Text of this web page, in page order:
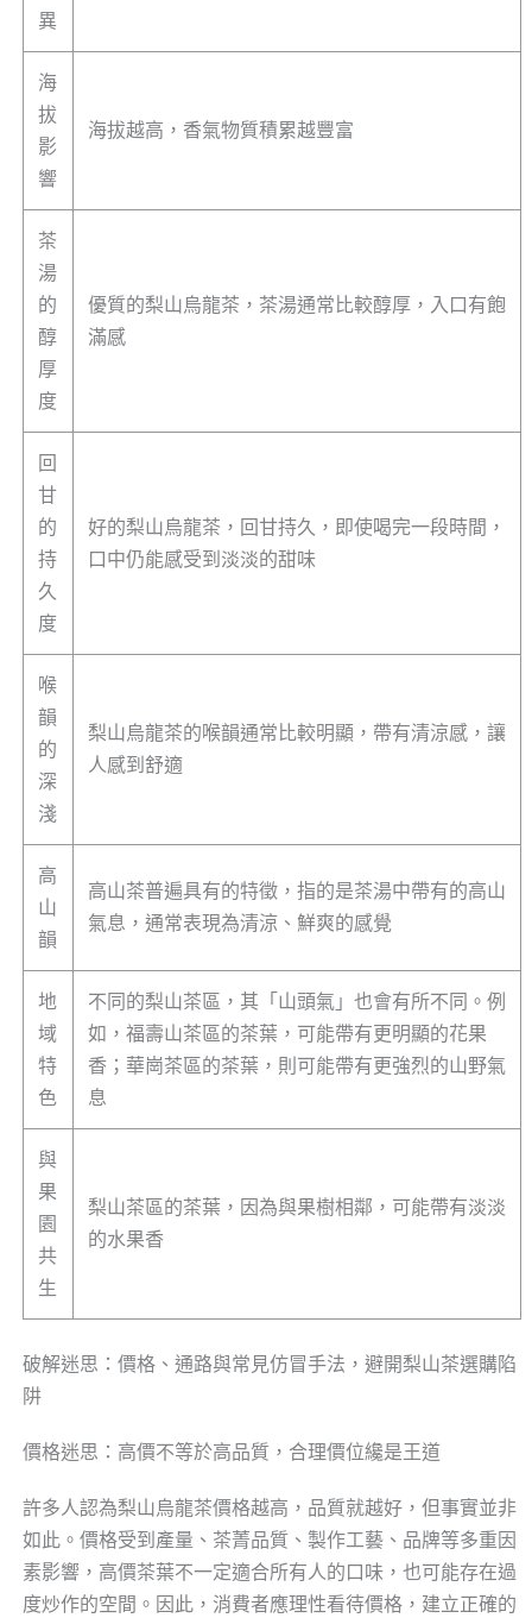
異
海
拔
影
響
海拔越高，香氣物質積累越豐富
茶
湯
的
醇
厚
度
優質的梨山烏龍茶，茶湯通常比較醇厚，入口有飽
滿感
回
甘
的
持
久
度
好的梨山烏龍茶，回甘持久，即使喝完一段時間，
口中仍能感受到淡淡的甜味
喉
韻
的
深
淺
梨山烏龍茶的喉韻通常比較明顯，帶有清涼感，讓
人感到舒適
高
山
韻
高山茶普遍具有的特徵，指的是茶湯中帶有的高山
氣息，通常表現為清涼、鮮爽的感覺
地
域
特
色
不同的梨山茶區，其「山頭氣」也會有所不同。例
如，福壽山茶區的茶葉，可能帶有更明顯的花果
香；華崗茶區的茶葉，則可能帶有更強烈的山野氣
息
與
果
園
共
生
梨山茶區的茶葉，因為與果樹相鄰，可能帶有淡淡
的水果香
破解迷思：價格、通路與常見仿冒手法，避開梨山茶選購陷
阱
價格迷思：高價不等於高品質，合理價位纔是王道
許多人認為梨山烏龍茶價格越高，品質就越好，但事實並非
如此。價格受到產量、茶菁品質、製作工藝、品牌等多重因
素影響，高價茶葉不一定適合所有人的口味，也可能存在過
度炒作的空間。因此，消費者應理性看待價格，建立正確的